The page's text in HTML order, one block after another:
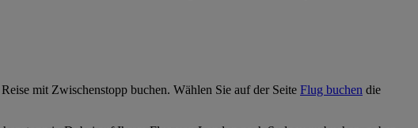
mit Zwischenstopp buchen. Wählen Sie auf der Seite Flug buchen die